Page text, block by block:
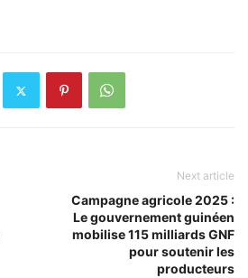
Next article
Campagne agricole 2025 :
Le gouvernement guinéen
mobilise 115 milliards GNF
pour soutenir les
producteurs